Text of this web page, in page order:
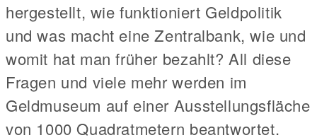
hergestellt, wie funktioniert Geldpolitik
und was macht eine Zentralbank, wie und
womit hat man früher bezahlt? All diese
Fragen und viele mehr werden im
Geldmuseum auf einer Ausstellungsfläche
von 1000 Quadratmetern beantwortet.